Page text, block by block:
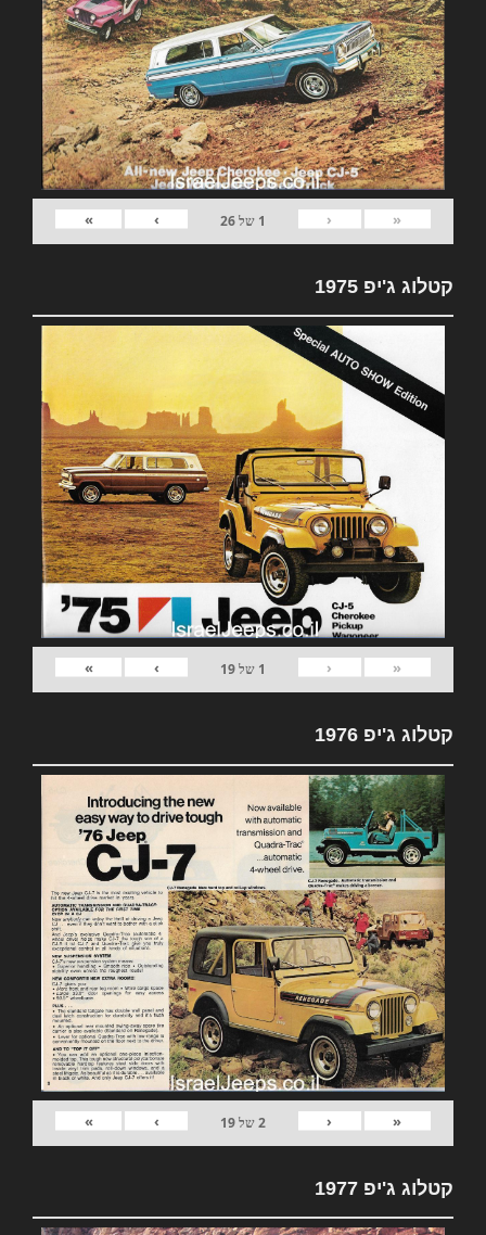
«
‹
1 של26
›
»
קטלוג ג'יפ 1975
«
‹
1 של19
›
»
קטלוג ג'יפ 1976
«
‹
2של19
›
»
קטלוג ג'יפ 1977